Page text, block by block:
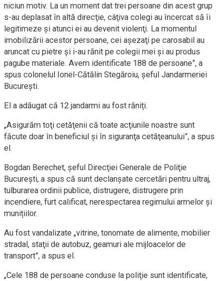
niciun motiv. La un moment dat trei persoane din acest grup
s-au deplasat în altă direcţie, câţiva colegi au încercat să îi
legitimeze şi atunci ei au devenit violenţi. La momentul
imobilizării acestor persoane, cei aşezaţi pe carosabil au
aruncat cu pietre şi i-au rănit pe colegii mei şi au produs
pagube materiale. Avem identificate 188 de persoane”, a
spus colonelul Ionel-Cătălin Stegăroiu, șeful Jandarmeriei
Bucureşti.
El a adăugat că 12 jandarmi au fost răniți.
„Asigurăm toţi cetăţenii că toate acţiunile noastre sunt
făcute doar în beneficiul şi în siguranţa cetăţeanului”, a spus
el.
Bogdan Berechet, șeful Direcţiei Generale de Poliţie
Bucureşti, a spus că sunt declanșate cercetări pentru ultraj,
tulburarea ordinii publice, distrugere, distrugere prin
incendiere, furt calificat, nerespectarea regimului armelor și
munițiilor.
Au fost vandalizate „vitrine, tonomate de alimente, mobilier
stradal, staţii de autobuz, geamuri ale mijloacelor de
transport”, a spus el.
„Cele 188 de persoane conduse la poliţie sunt identificate,